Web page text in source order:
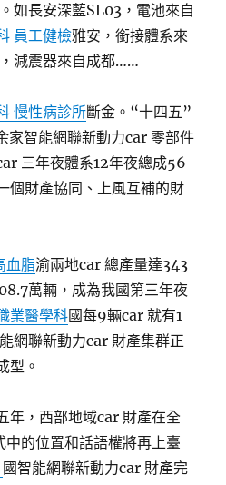
如長安深藍SL03，電池來自
員工健檢雅安，銜接體系來
減震器來自成都……
慢性病診所斷金。“十四五”
家智能網聯新動力car 零部件
三年夜體系12年夜總成56
個財產協同、上風互補的財
血脂渝兩地car 總產量達343
萬輛，成為我國第三年夜
業醫學科國每9輛car 就有1
網聯新動力car 財產集群正
型。
年，西部地域car 財產在全
的位置和話語權將再上臺
國智能網聯新動力car 財產完